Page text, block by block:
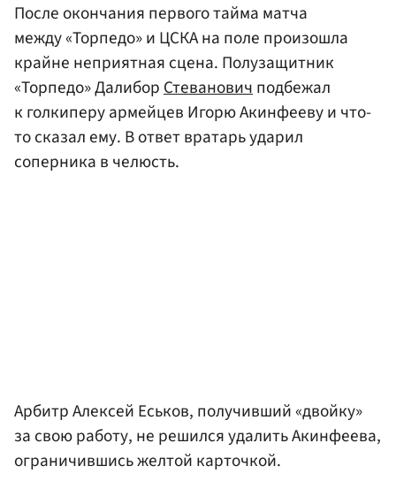
После окончания первого тайма матча
между «Торпедо» и ЦСКА на поле произошла
крайне неприятная сцена. Полузащитник
«Торпедо» ДалиборСтевановичподбежал
к голкиперу армейцев Игорю Акинфееву и что-
то сказал ему. В ответ вратарь ударил
соперника в челюсть.
АрбитрАлексей Еськов, получивший «двойку»
за свою работу, не решился удалить Акинфеева,
ограничившись желтой карточкой.